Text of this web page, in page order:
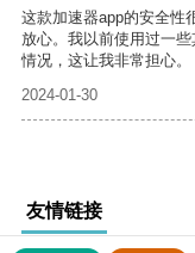
这款加速器app的安全性
放心。我以前使用过一
情况，这让我非常担心。
2024-01-30
友情链接